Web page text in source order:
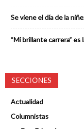
Se viene el día de la
“Mi brillante carrera”
SECCIONES
Actualidad
Columnistas